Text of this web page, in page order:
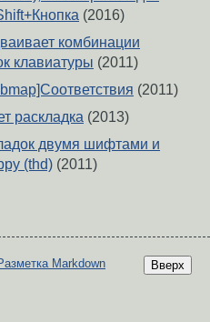
(2016)
комбинации
клавиатуры (2011)
(2011)
раскладка (2013)
двумя шифтами и
(thd) (2011)
Вверх
Markdown